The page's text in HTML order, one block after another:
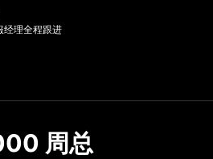
经理全程跟进
周总